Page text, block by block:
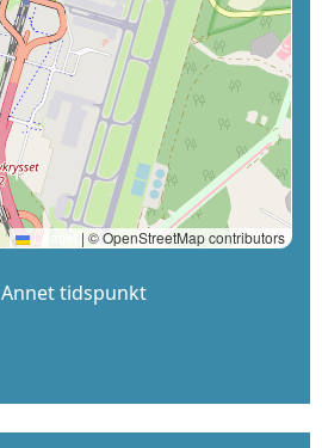
Leaflet | © OpenStreetMap contributors
Annet tidspunkt